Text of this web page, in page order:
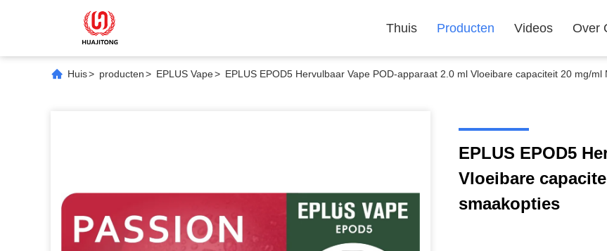
Thuis Producten Videos Over
Huis> producten> EPLUS Vape> EPLUS EPOD5 Hervulbaar Vape POD-apparaat 2.0 ml Vloeibare capaciteit 20 mg/ml
EPLUS EPOD5
Vloeibare
smaakopties